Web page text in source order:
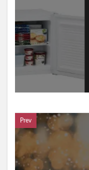
Prev